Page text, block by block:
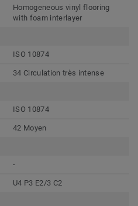
Homogeneous vinyl flooring
with foam interlayer
ISO 10874
34 Circulation très intense
ISO 10874
42 Moyen
-
U4 P3 E2/3 C2